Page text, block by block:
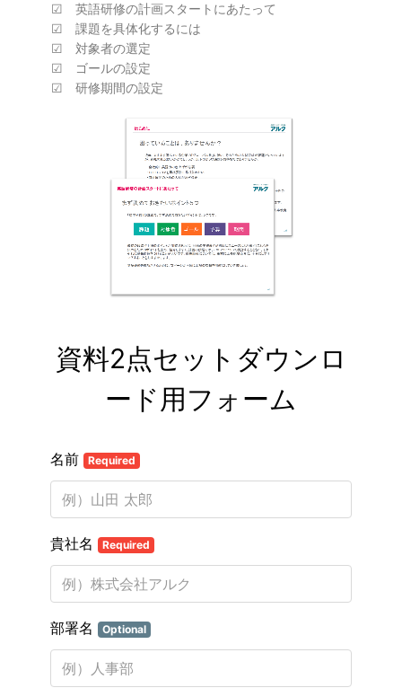
☑ 英語研修の計画スタートにあたって
☑ 課題を具体化するには
☑ 対象者の選定
☑ ゴールの設定
☑ 研修期間の設定